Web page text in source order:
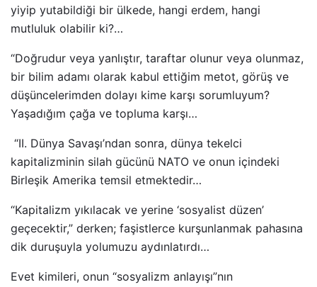
yiyip yutabildiği bir ülkede, hangi erdem, hangi
mutluluk olabilir ki?…
“Doğrudur veya yanlıştır, taraftar olunur veya olunmaz,
bir bilim adamı olarak kabul ettiğim metot, görüş ve
düşüncelerimden dolayı kime karşı sorumluyum?
Yaşadığım çağa ve topluma karşı…
“II. Dünya Savaşı’ndan sonra, dünya tekelci
kapitalizminin silah gücünü NATO ve onun içindeki
Birleşik Amerika temsil etmektedir…
“Kapitalizm yıkılacak ve yerine ‘sosyalist düzen’
geçecektir,” derken; faşistlerce kurşunlanmak pahasına
dik duruşuyla yolumuzu aydınlatırdı…
Evet kimileri, onun “sosyalizm anlayışı”nın